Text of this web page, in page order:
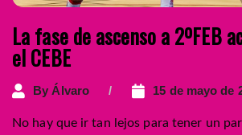
La fase de ascenso a 2ºFEB
el CEBE
By Álvaro 15 de mayo de
No hay que ir tan lejos para tener un